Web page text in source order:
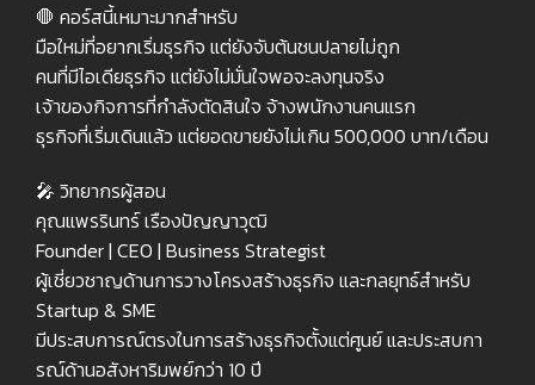
🛑 คอร์สนี้เหมาะมากสำหรับ
มือใหม่ที่อยากเริ่มธุรกิจ แต่ยังจับต้นชนปลายไม่ถูก
คนที่มีไอเดียธุรกิจ แต่ยังไม่มั่นใจพอจะลงทุนจริง
เจ้าของกิจการที่กำลังตัดสินใจ จ้างพนักงานคนแรก
ธุรกิจที่เริ่มเดินแล้ว แต่ยอดขายยังไม่เกิน 500,000 บาท/เดือน
🎤 วิทยากรผู้สอน
คุณแพรรินทร์ เรืองปัญญาวุฒิ
Founder | CEO | Business Strategist
ผู้เชี่ยวชาญด้านการวางโครงสร้างธุรกิจ และกลยุทธ์สำหรับ
Startup & SME
มีประสบการณ์ตรงในการสร้างธุรกิจตั้งแต่ศูนย์ และประสบกา
รณ์ด้านอสังหาริมพย์กว่า 10 ปี